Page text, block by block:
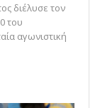
διέλυσε τον
του
αγωνιστική